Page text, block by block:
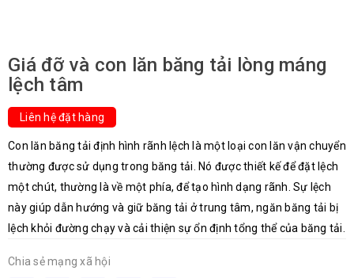
Giá đỡ và con lăn băng tải lòng máng
lệch tâm
Liên hệ đặt hàng
Con lăn băng tải định hình rãnh lệch là một loại con lăn vận chuyển
thường được sử dụng trong băng tải. Nó được thiết kế để đặt lệch
một chút, thường là về một phía, để tạo hình dạng rãnh. Sự lệch
này giúp dẫn hướng và giữ băng tải ở trung tâm, ngăn băng tải bị
lệch khỏi đường chạy và cải thiện sự ổn định tổng thể của băng tải.
Chia sẻ mạng xã hội